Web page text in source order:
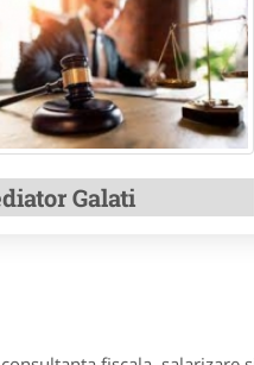
Galati